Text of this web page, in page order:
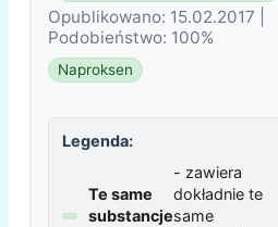
Opublikowano: 15.02.2017 |
Podobieństwo: 100%
Naproksen
Legenda:
Te same
substancje
- zawiera
dokładnie te
same